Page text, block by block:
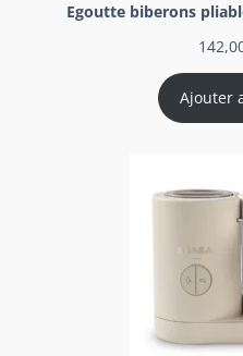
Egoutte biberons
Ajouter